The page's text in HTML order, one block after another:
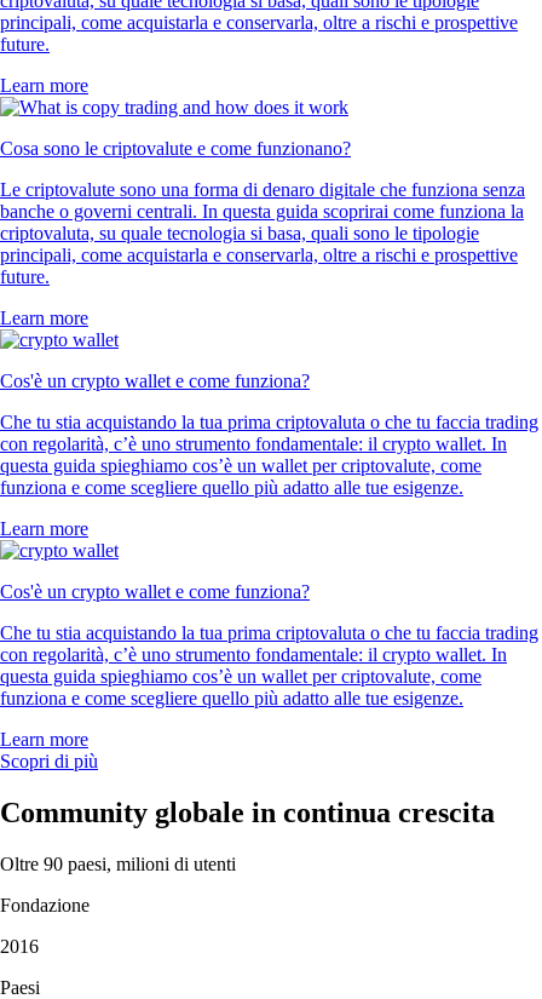
principali, come acquistarla e conservarla, oltre a rischi e prospettive
future.
Learn more
Cosa sono le criptovalute e come funzionano?
Le criptovalute sono una forma di denaro digitale che funziona senza
banche o governi centrali. In questa guida scoprirai come funziona la
criptovaluta, su quale tecnologia si basa, quali sono le tipologie
principali, come acquistarla e conservarla, oltre a rischi e prospettive
future.
Learn more
Cos'è un crypto wallet e come funziona?
Che tu stia acquistando la tua prima criptovaluta o che tu faccia trading
con regolarità, c’è uno strumento fondamentale: il crypto wallet. In
questa guida spieghiamo cos’è un wallet per criptovalute, come
funziona e come scegliere quello più adatto alle tue esigenze.
Learn more
Cos'è un crypto wallet e come funziona?
Che tu stia acquistando la tua prima criptovaluta o che tu faccia trading
con regolarità, c’è uno strumento fondamentale: il crypto wallet. In
questa guida spieghiamo cos’è un wallet per criptovalute, come
funziona e come scegliere quello più adatto alle tue esigenze.
Learn more
Scopri di più
Community globale in continua crescita
Oltre 90 paesi, milioni di utenti
Fondazione
2016
Paesi